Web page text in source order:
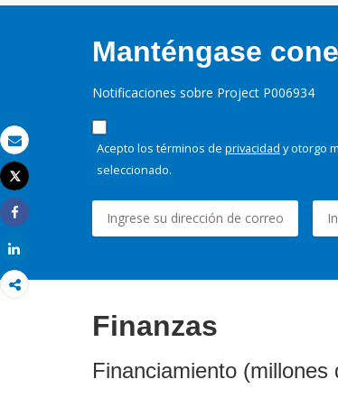
Correo electrónico
Imprimir
Tweet
Share
Manténgase
Notificaciones sobre Project P006934
Acepto los términos de privacidad y otorgo
seleccionado.
Finanzas
Financiamiento (millones